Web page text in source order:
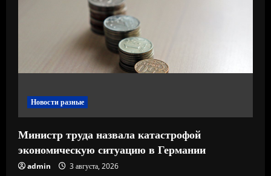
и
Новости разные
Министр труда назвала катастрофой
экономическую ситуацию в Германии
admin 3 августа, 2026